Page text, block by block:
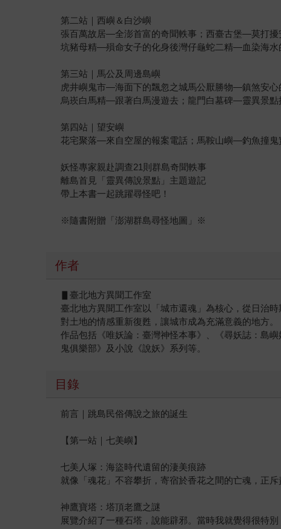
第二站｜西嶼＆白沙嶼
張百萬故居—全澎首富的奇聞軼事；西臺古堡—莫打
坑豬母精—殞命女子的化身後灣仔龜蛇二精—血染海水
第三站｜馬公及周邊島嶼
虎井嶼鬼市—海面下的飄忽之城馬公厭勝物—鎮煞安
烏崁白馬精—跟著白馬漫遊去；龍門白墓碑—靈異景點
第四站｜望安嶼
花宅聚落—來自空屋的報案電話；馬鞍山嶼—釣魚撞鬼
妖怪專家親赴調查21則群島奇聞軼事
離島首見「靈異傳說景點」主題遊記
帶上本書一起跳躍尋怪吧！
※隨書附贈「澎湖群島尋怪地圖」※
作者
▋臺北地方異聞工作室
臺北地方異聞工作室以「城市還魂」為核心，從日治
對土地的情感重新復甦，讓城市成為充滿意義的地方。
作品包括《唯妖論：臺灣神怪本事》、《尋妖誌：島
鬼俱樂部》及小說《說妖》系列等。
目錄
前言｜跳島民俗傳說之旅的誕生
【第一站｜七美嶼】
七美人塚：海盜時代遺留的淒美痕跡
就像「魂花」不容攀折，寄宿於香花之間的亡魂，正
神鷹寶塔：塔頂老鷹之謎
展覽介紹了一種石塔，說能辟邪。當時我就覺得很特